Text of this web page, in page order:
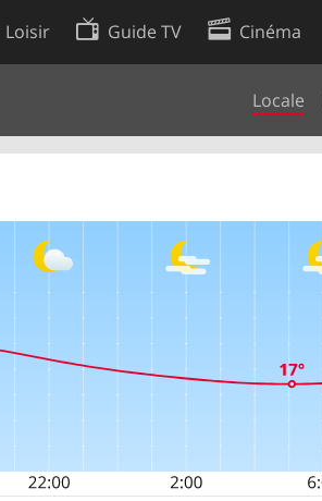
Loisir Guide TV Cinéma
Locale
de cookies